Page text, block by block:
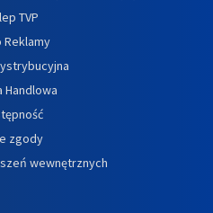
TVP
Reklamy
Handlowa
zgody
wewnętrznych